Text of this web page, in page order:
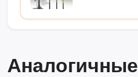
Аналогичные